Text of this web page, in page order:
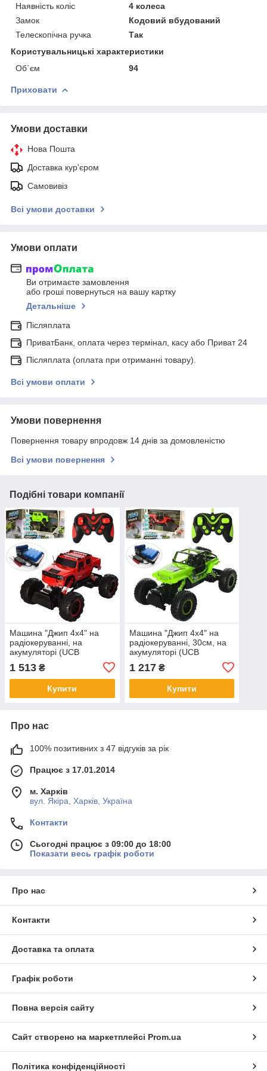
Наявність коліс
4 колеса
Замок
Кодовий вбудований
Телескопічна ручка
Так
Користувальницькі характеристики
Об`єм
94
Приховати
Умови доставки
Нова Пошта
Доставка кур'єром
Самовивіз
Всі умови доставки
Умови оплати
Ви отримаєте замовлення
або гроші повернуться на вашу картку
Детальніше
Післяплата
ПриватБанк, оплата через термінал, касу або Приват 24
Післяплата (оплата при отриманні товару).
Всі умови оплати
Умови повернення
Повернення товару впродовж 14 днів за домовленістю
Всі умови повернення
Подібні товари компанії
Машина "Джип 4х4" на
радіокеруванні, на
акумуляторі (UCB
зарядне), гумові колеса,
0133
1 513 ₴
Купити
Машина "Джип 4х4" на
радіокеруванні, 30см, на
акумуляторі (UCB
зарядне), гумові колеса,
0136
1 217₴
Купити
Про нас
100% позитивних з 47 відгуків за рік
Працює з 17.01.2014
м. Харків
вул. Якіра, Харків, Україна
Контакти
Сьогодні працює з 09:00 до 18:00
Показати весь графік роботи
Про нас
Контакти
Доставка та оплата
Графік роботи
Повна версія сайту
Сайт створено на маркетплейсі Prom.ua
Політика конфіденційності